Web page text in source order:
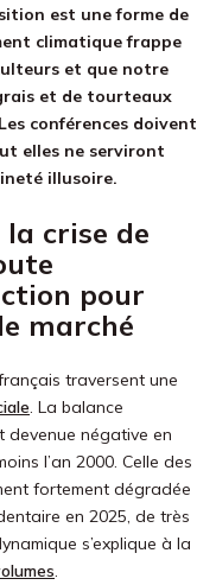
est une forme de
climatique frappe
et que notre
et de tourteaux
conférences doivent
elles ne serviront
illusoire.
crise de
pour
marché
traversent une
. La balance
devenue négative en
l’an 2000. Celle des
fortement dégradée
en 2025, de très
s’explique à la
.